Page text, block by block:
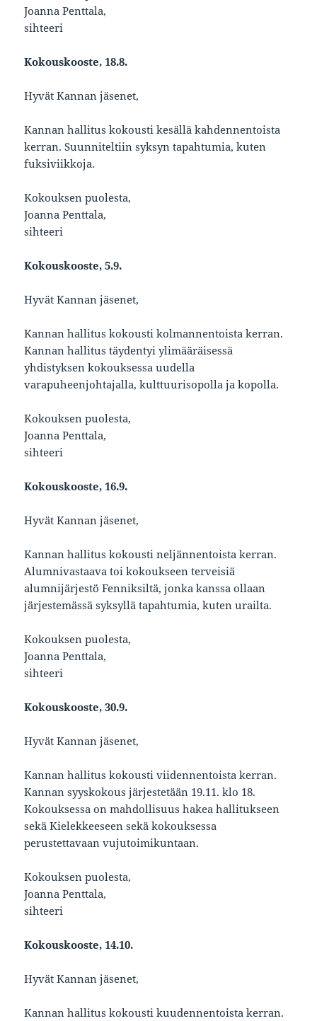
Joanna Penttala,
sihteeri
Kokouskooste, 18.8.
Hyvät Kannan jäsenet,
Kannan hallitus kokousti kesällä kahdennentoista
kerran. Suunniteltiin syksyn tapahtumia, kuten
fuksiviikkoja.
Kokouksen puolesta,
Joanna Penttala,
sihteeri
Kokouskooste, 5.9.
Hyvät Kannan jäsenet,
Kannan hallitus kokousti kolmannentoista kerran.
Kannan hallitus täydentyi ylimääräisessä
yhdistyksen kokouksessa uudella
varapuheenjohtajalla, kulttuurisopolla ja kopolla.
Kokouksen puolesta,
Joanna Penttala,
sihteeri
Kokouskooste, 16.9.
Hyvät Kannan jäsenet,
Kannan hallitus kokousti neljännentoista kerran.
Alumnivastaava toi kokoukseen terveisiä
alumnijärjestö Fenniksiltä, jonka kanssa ollaan
järjestemässä syksyllä tapahtumia, kuten urailta.
Kokouksen puolesta,
Joanna Penttala,
sihteeri
Kokouskooste, 30.9.
Hyvät Kannan jäsenet,
Kannan hallitus kokousti viidennentoista kerran.
Kannan syyskokous järjestetään 19.11. klo 18.
Kokouksessa on mahdollisuus hakea hallitukseen
sekä Kielekkeeseen sekä kokouksessa
perustettavaan vujutoimikuntaan.
Kokouksen puolesta,
Joanna Penttala,
sihteeri
Kokouskooste, 14.10.
Hyvät Kannan jäsenet,
Kannan hallitus kokousti kuudennentoista kerran.